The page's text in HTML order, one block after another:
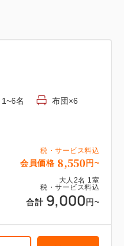
税・サービス料込
会員価格 8,550 円~
大人 2名 1室
税・サービス料込
合計 9,000 円~
1~6名 布団×6